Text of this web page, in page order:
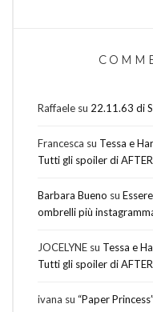
Raffaele su 22.11.63 di
Francesca su Tessa e
Tutti gli spoiler di AFTER
Barbara Bueno su
ombrelli più
JOCELYNE su Tessa e
Tutti gli spoiler di AFTER
ivana su “Paper